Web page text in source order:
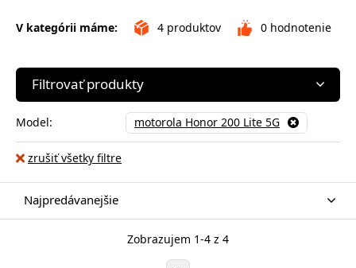
V kategórii máme: 4 produktov 0 hodnotenie
Filtrovať produkty
Model: motorola Honor 200 Lite 5G
zrušiť všetky filtre
Najpredávanejšie
Zobrazujem 1-4 z 4